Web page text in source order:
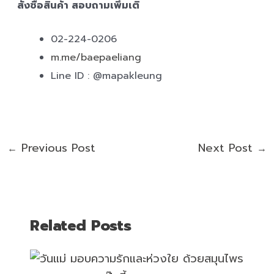
สั่งซื้อสินค้า สอบถามเพิ่มเติ
02-224-0206
m.me/baepaeliang
Line ID : @mapakleung
← Previous Post Next Post →
Related Posts